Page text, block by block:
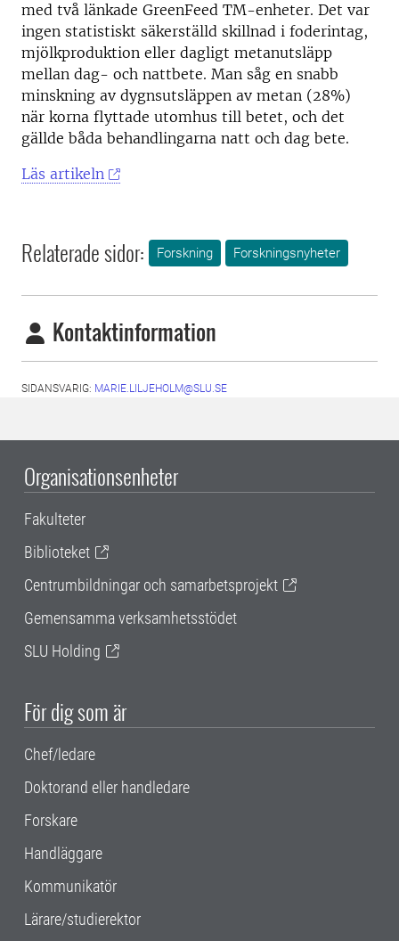
med två länkade GreenFeed TM-enheter. Det var
ingen statistiskt säkerställd skillnad i foderintag,
mjölkproduktion eller dagligt metanutsläpp
mellan dag- och nattbete. Man såg en snabb
minskning av dygnsutsläppen av metan (28%)
när korna flyttade utomhus till betet, och det
gällde båda behandlingarna natt och dag bete.
Läs artikeln
Relaterade sidor: Forskning Forskningsnyheter
Kontaktinformation
SIDANSVARIG: MARIE.LILJEHOLM@SLU.SE
Organisationsenheter
Fakulteter
Biblioteket
Centrumbildningar och samarbetsprojekt
Gemensamma verksamhetsstödet
SLU Holding
För dig som är
Chef/ledare
Doktorand eller handledare
Forskare
Handläggare
Kommunikatör
Lärare/studierektor